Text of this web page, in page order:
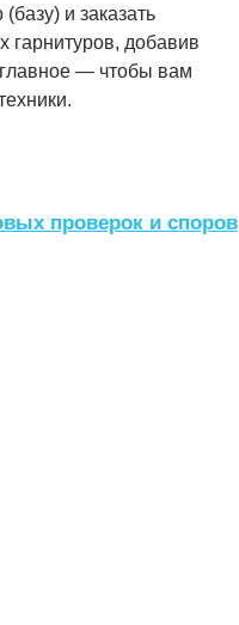
и заказать
гарнитуров, добавив
— чтобы вам
проверок и споров